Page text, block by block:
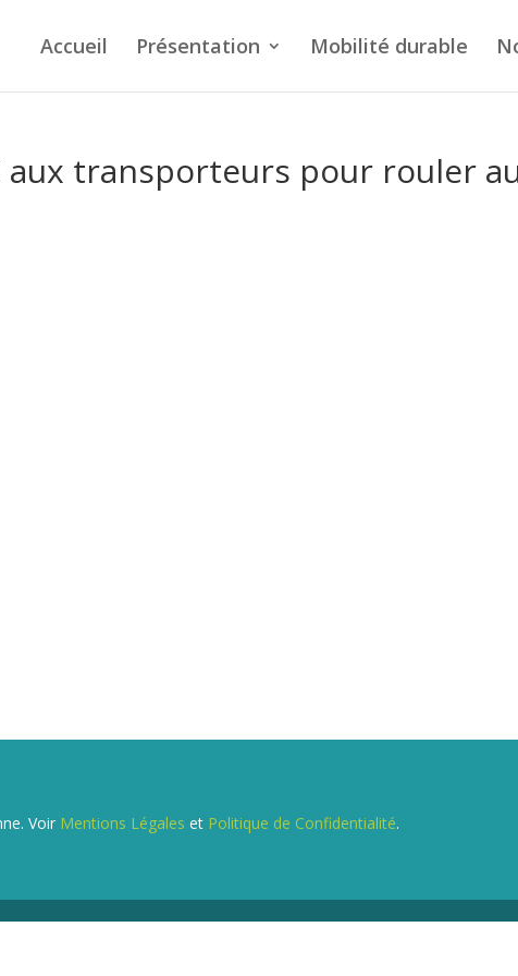
Accueil Présentation Mobilité durable
aux transporteurs pour rouler
Voir Mentions Légales et Politique de Confidentialité.